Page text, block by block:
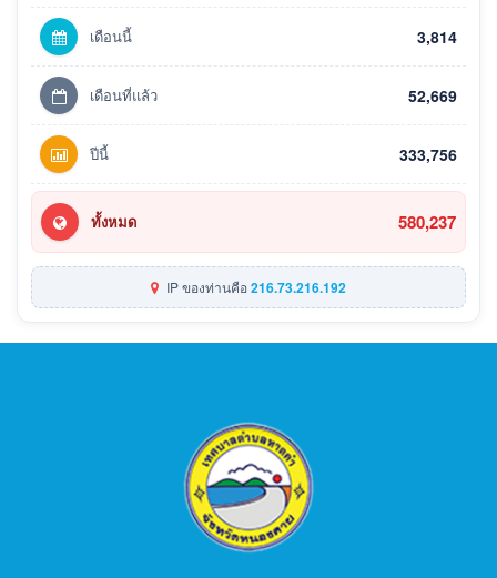
เดือนนี้ 3,814
เดือนที่แล้ว 52,669
ปีนี้ 333,756
ทั้งหมด 580,237
IP ของท่านคือ216.73.216.192